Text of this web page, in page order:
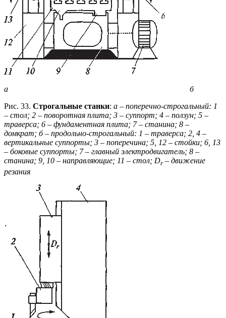
а б
Рис. 33. Строгальные станки: а – поперечно-строгальный: 1
– стол; 2 – поворотная плита; 3 – суппорт; 4 – ползун; 5 –
траверса; 6 – фундаментная плита; 7 – станина; 8 –
домкрат; б – продольно-строгальный: 1 – траверса; 2, 4 –
вертикальные суппорты; 3 – поперечина; 5, 12 – стойки; 6, 13
– боковые суппорты; 7 – главный электродвигатель; 8 –
станина; 9, 10 – направляющие; 11 – стол; Dr – движение
резания